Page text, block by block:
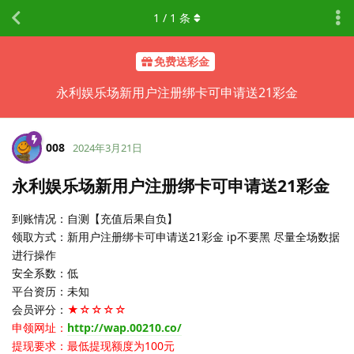
免费送彩金
永利娱乐场新用户注册绑卡可申请送21彩金
1 / 1 条
008 2024年3月21日
永利娱乐场新用户注册绑卡可申请送21彩金
到账情况：自测【充值后果自负】
领取方式：新用户注册绑卡可申请送21彩金 ip不要黑 尽量全场数据
进行操作
安全系数：低
平台资历：未知
会员评分： ★☆☆☆☆
申领网址： http://wap.00210.co/
提现要求：最低提现额度为100元